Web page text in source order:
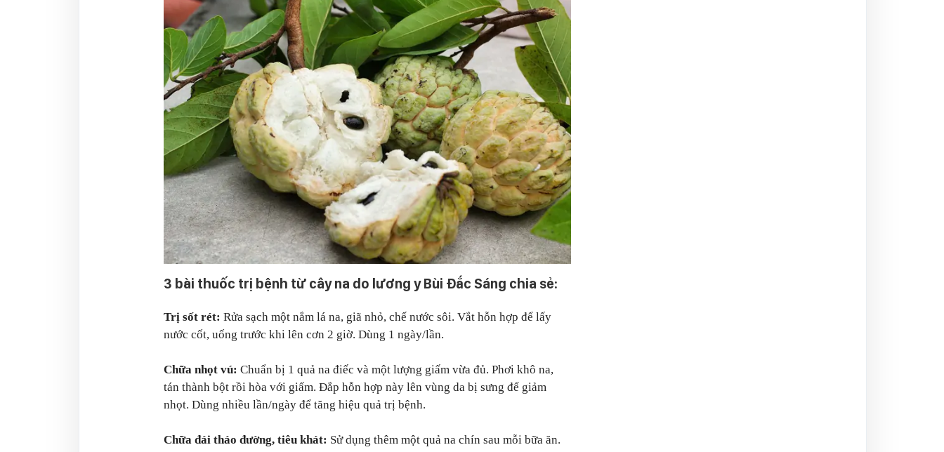
3 bài thuốc trị bệnh từ cây na do lương y Bùi Đắc Sáng chia sẻ:
Trị sốt rét: Rửa sạch một nắm lá na, giã nhỏ, chế nước sôi. Vắt hỗn hợp để lấy
nước cốt, uống trước khi lên cơn 2 giờ. Dùng 1 ngày/lần.
Chữa nhọt vú: Chuẩn bị 1 quả na điếc và một lượng giấm vừa đủ. Phơi khô na,
tán thành bột rồi hòa với giấm. Đắp hỗn hợp này lên vùng da bị sưng để giảm
nhọt. Dùng nhiều lần/ngày để tăng hiệu quả trị bệnh.
Chữa đái tháo đường, tiêu khát: Sử dụng thêm một quả na chín sau mỗi bữa ăn.